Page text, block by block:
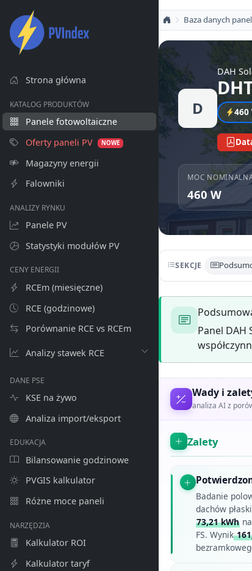
Strona główna
KATALOG PRODUKTÓW
Panele fotowoltaiczne
Oferty paneli PV
NOWE
Magazyny energii
Falowniki
ANALIZY RYNKU
Panele PV
Statystyki modułów PV
CENY ENERGII
RCEm (miesięczne)
RCE (godzinowe)
Porównanie RCE vs RCEm
Analizy stawek RCE
DANE PSE
KSE na żywo
Analiza import/eksport
EDUKACJA
Bilansowanie godzinowe
PVGIS kalkulator
Różne moce paneli
NARZĘDZIA
Kalkulator ROI
Kalkulator taryf
Baza danych
D
DAH
460
MOC
460 W
SEKCJE
Panel DAH
Wady i
analiza AI z
Zalety
Badanie
dachów
73,21 kWhna
FS. Wynik